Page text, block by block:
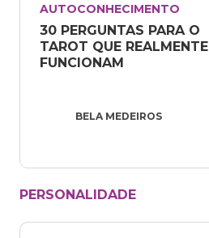
AUTOCONHECIMENTO
30 PERGUNTAS PARA O
TAROT QUE REALMENTE
FUNCIONAM
BELA MEDEIROS
PERSONALIDADE